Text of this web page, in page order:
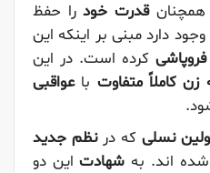
همچنانقدرت خودرا حفظ
وجود دارد مبنی بر اینکه این
فروپاشیکرده است. در این
کاملاً متفاوت باعواقبی
نسلی که درنظم جدید
اند. به شهادتاین دو